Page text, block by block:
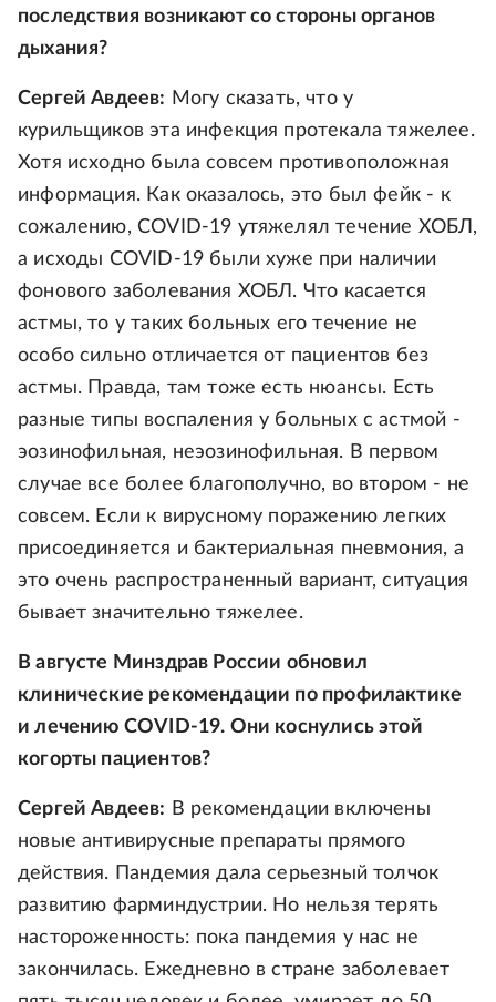
последствия возникают со стороны органов
дыхания?
Сергей Авдеев: Могу сказать, что у
курильщиков эта инфекция протекала тяжелее.
Хотя исходно была совсем противоположная
информация. Как оказалось, это был фейк - к
сожалению, COVID-19 утяжелял течение ХОБЛ,
а исходы COVID-19 были хуже при наличии
фонового заболевания ХОБЛ. Что касается
астмы, то у таких больных его течение не
особо сильно отличается от пациентов без
астмы. Правда, там тоже есть нюансы. Есть
разные типы воспаления у больных с астмой -
эозинофильная, неэозинофильная. В первом
случае все более благополучно, во втором - не
совсем. Если к вирусному поражению легких
присоединяется и бактериальная пневмония, а
это очень распространенный вариант, ситуация
бывает значительно тяжелее.
В августе Минздрав России обновил
клинические рекомендации по профилактике
и лечению COVID-19. Они коснулись этой
когорты пациентов?
Сергей Авдеев: В рекомендации включены
новые антивирусные препараты прямого
действия. Пандемия дала серьезный толчок
развитию фарминдустрии. Но нельзя терять
настороженность: пока пандемия у нас не
закончилась. Ежедневно в стране заболевает